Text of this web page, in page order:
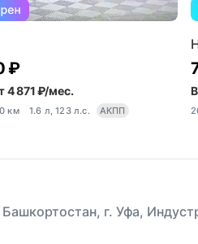
₽
4 871 ₽/мес.
км 1.6 л, 123 л.с. АКПП
г. Уфа,